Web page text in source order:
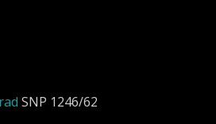
SNP 1246/62